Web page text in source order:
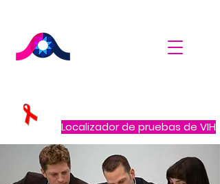
Localizador de pruebas de VIH